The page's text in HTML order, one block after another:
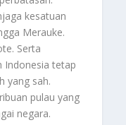
kesatuan
Merauke.
Serta
Indonesia tetap
yang sah.
pulau yang
negara.